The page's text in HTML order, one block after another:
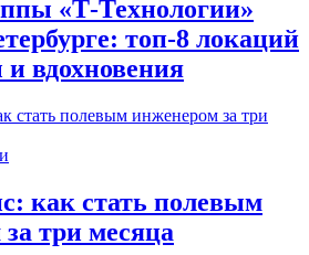
«Т-Технологии»
топ-8 локаций
вдохновения
как стать полевым
три месяца